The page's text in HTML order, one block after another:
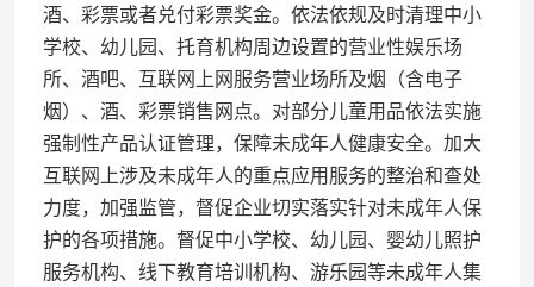
酒、彩票或者兑付彩票奖金。依法依规及时清理中小
学校、幼儿园、托育机构周边设置的营业性娱乐场
所、酒吧、互联网上网服务营业场所及烟（含电子
烟）、酒、彩票销售网点。对部分儿童用品依法实施
强制性产品认证管理，保障未成年人健康安全。加大
互联网上涉及未成年人的重点应用服务的整治和查处
力度，加强监管，督促企业切实落实针对未成年人保
护的各项措施。督促中小学校、幼儿园、婴幼儿照护
服务机构、线下教育培训机构、游乐园等未成年人集